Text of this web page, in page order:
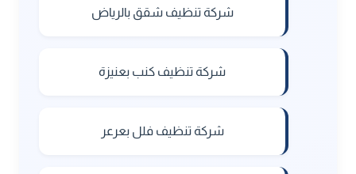
شركة تنظيف شقق بالرياض
شركة تنظيف كنب بعنيزة
شركة تنظيف فلل بعرعر